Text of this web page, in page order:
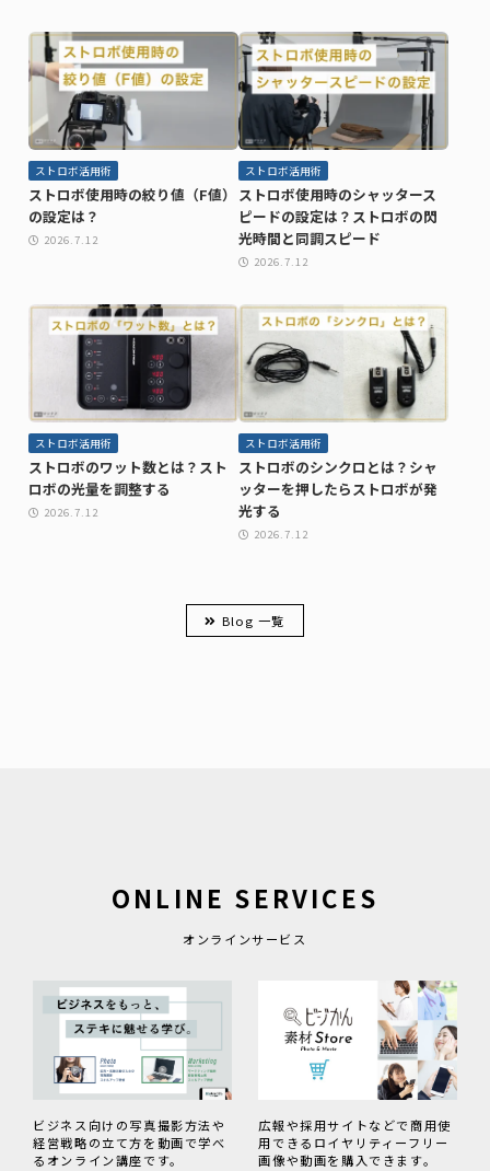
ストロボ活用術
ストロボ使用時の絞り値（F値）
の設定は？
2026.7.12
ストロボ活用術
ストロボ使用時のシャッタース
ピードの設定は？ストロボの閃
光時間と同調スピード
2026.7.12
ストロボ活用術
ストロボのワット数とは？スト
ロボの光量を調整する
2026.7.12
ストロボ活用術
ストロボのシンクロとは？シャ
ッターを押したらストロボが発
光する
2026.7.12
Blog 一覧
ONLINE SERVICES
オンラインサービス
ビジネス向けの写真撮影方法や
経営戦略の立て方を動画で学べ
るオンライン講座です。
広報や採用サイトなどで商用使
用できるロイヤリティーフリー
画像や動画を購入できます。